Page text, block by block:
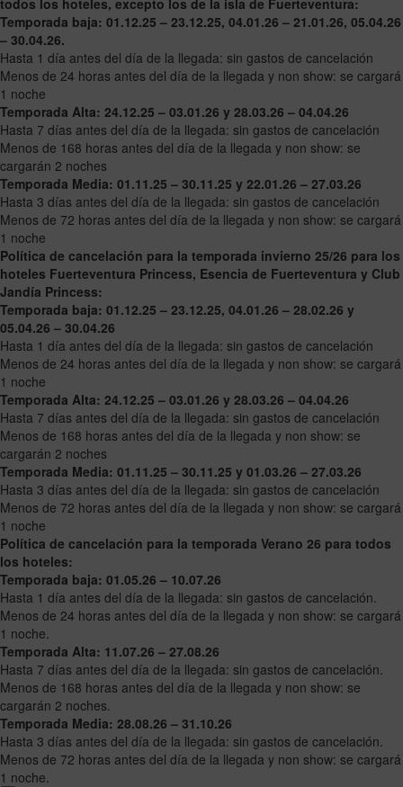
Temporada baja: 01.12.25 – 23.12.25, 04.01.26 – 21.01.26, 05.04.26
– 30.04.26.
Hasta 1 día antes del día de la llegada: sin gastos de cancelación
Menos de 24 horas antes del día de la llegada y non show: se cargará
1 noche
Temporada Alta: 24.12.25 – 03.01.26 y 28.03.26 – 04.04.26
Hasta 7 días antes del día de la llegada: sin gastos de cancelación
Menos de 168 horas antes del día de la llegada y non show: se
cargarán 2 noches
Temporada Media: 01.11.25 – 30.11.25 y 22.01.26 – 27.03.26
Hasta 3 días antes del día de la llegada: sin gastos de cancelación
Menos de 72 horas antes del día de la llegada y non show: se cargará
1 noche
Política de cancelación para la temporada invierno 25/26 para los
hoteles Fuerteventura Princess, Esencia de Fuerteventura y Club
Jandía Princess:
Temporada baja: 01.12.25 – 23.12.25, 04.01.26 – 28.02.26 y
05.04.26 – 30.04.26
Hasta 1 día antes del día de la llegada: sin gastos de cancelación
Menos de 24 horas antes del día de la llegada y non show: se cargará
1 noche
Temporada Alta: 24.12.25 – 03.01.26 y 28.03.26 – 04.04.26
Hasta 7 días antes del día de la llegada: sin gastos de cancelación
Menos de 168 horas antes del día de la llegada y non show: se
cargarán 2 noches
Temporada Media: 01.11.25 – 30.11.25 y 01.03.26 – 27.03.26
Hasta 3 días antes del día de la llegada: sin gastos de cancelación
Menos de 72 horas antes del día de la llegada y non show: se cargará
1 noche
Política de cancelación para la temporada Verano 26 para todos
los hoteles:
Temporada baja: 01.05.26 – 10.07.26
Hasta 1 día antes del día de la llegada: sin gastos de cancelación.
Menos de 24 horas antes del día de la llegada y non show: se cargará
1 noche.
Temporada Alta: 11.07.26 – 27.08.26
Hasta 7 días antes del día de la llegada: sin gastos de cancelación.
Menos de 168 horas antes del día de la llegada y non show: se
cargarán 2 noches.
Temporada Media: 28.08.26 – 31.10.26
Hasta 3 días antes del día de la llegada: sin gastos de cancelación.
Menos de 72 horas antes del día de la llegada y non show: se cargará
1 noche.